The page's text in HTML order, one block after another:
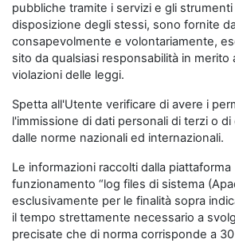
pubbliche tramite i servizi e gli
disposizione degli stessi, sono fornite
consapevolmente e volontariamente,
sito da qualsiasi responsabilità in merito
violazioni delle leggi.
Spetta all'Utente verificare di avere i
l'immissione di dati personali di terzi o
dalle norme nazionali ed internazionali.
Le informazioni raccolti dalla
funzionamento “log files di sistema
esclusivamente per le finalità sopra
il tempo strettamente necessario a
precisate che di norma corrisponde a